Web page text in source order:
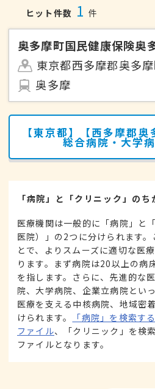
ヒット件数 1 件
奥多摩町国民健康保険奥
東京都西多摩郡奥多
奥多摩
【東京都】【西多摩郡奥
総合病院・大学
「病院」と「クリニック」のち
医療機関は一般的に「病院」と
医院）」の2つに分けられます
とで、よりスムーズに適切な医
ります。まず病院は20以上の病
を指します。さらに、先進的な
院、大学病院、企業立病院とい
医療を支える中核病院、地域密
けられます。
「病院」を検索す
ファイル、「クリニック」を検
ファイルとなります。